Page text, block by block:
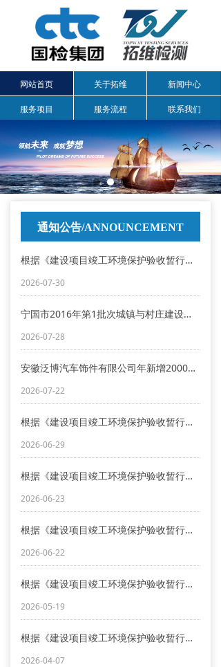
网站首页 关于拓维 新闻中心
服务项目 服务流程 联系我们
根据《建设项目竣工环境保护验收暂行办法》，现安徽吉厚智能科技有限公司锂电池系统技改项目阶段性竣工环境保护验收监测报告进行网上公示
2026-07-30
宁国市2016年第1批次城镇与村庄建设用地和宁国市2019年度第09批城市建设用地地块土壤污染现状调查报告主要结论的公示
2026-07-28
安徽泛博汽车饰件有限公司年新增2000万米(6000吨)车用内饰件材料项目（重新报批）竣工环境保护验收公示
2026-07-22
根据《建设项目竣工环境保护验收暂行办法》，现将《广德华瑞包装科技有限公司年产2000万只环保型柔版水印包装箱及250万只其他纸制品项目竣工环境保护验收监测报告》进行网上公示
2026-06-29
根据《建设项目竣工环境保护验收暂行办法》，现安徽万方织染有限公司18500万米功能性服装服饰及家纺面料升级改造项目竣工环境保护验收报告进行网上公示
2026-06-23
根据《建设项目竣工环境保护验收暂行办法》，现将安徽四方管业科技有限公司年产8.4万米缠绕管、20万米直壁管、30万米电力管生产线项目竣工环境保护验收报告进行网上公示
2026-06-22
根据《建设项目竣工环境保护验收暂行办法》，现安徽正川塑业有限公司化妆品塑料制品项目阶段性竣工环境保护验收报告进行网上公示
2026-05-19
根据《建设项目竣工环境保护验收暂行办法》，现中国石化销售股份有限公司安徽宣城广德清溪加油北站、中国石化销售股份有限公司安徽宣城广德清溪加油南站项目竣工环境保护验收报告进行网上公示
2026-04-07
通知公告/ANNOUNCEMENT